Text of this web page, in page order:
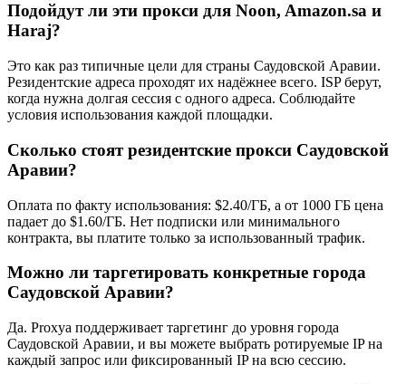
Подойдут ли эти прокси для Noon, Amazon.sa и
Haraj?
Это как раз типичные цели для страны Саудовской Аравии.
Резидентские адреса проходят их надёжнее всего. ISP берут,
когда нужна долгая сессия с одного адреса. Соблюдайте
условия использования каждой площадки.
Сколько стоят резидентские прокси Саудовской
Аравии?
Оплата по факту использования: $2.40/ГБ, а от 1000 ГБ цена
падает до $1.60/ГБ. Нет подписки или минимального
контракта, вы платите только за использованный трафик.
Можно ли таргетировать конкретные города
Саудовской Аравии?
Да. Proxya поддерживает таргетинг до уровня города
Саудовской Аравии, и вы можете выбрать ротируемые IP на
каждый запрос или фиксированный IP на всю сессию.